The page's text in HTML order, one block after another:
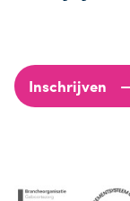
Inschrijven